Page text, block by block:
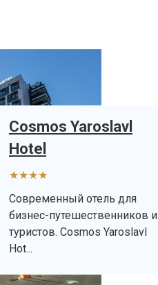
Cosmos Yaroslavl
Hotel
★★★★
Современный отель для
бизнес-путешественников и
туристов. Cosmos Yaroslavl
Hot...